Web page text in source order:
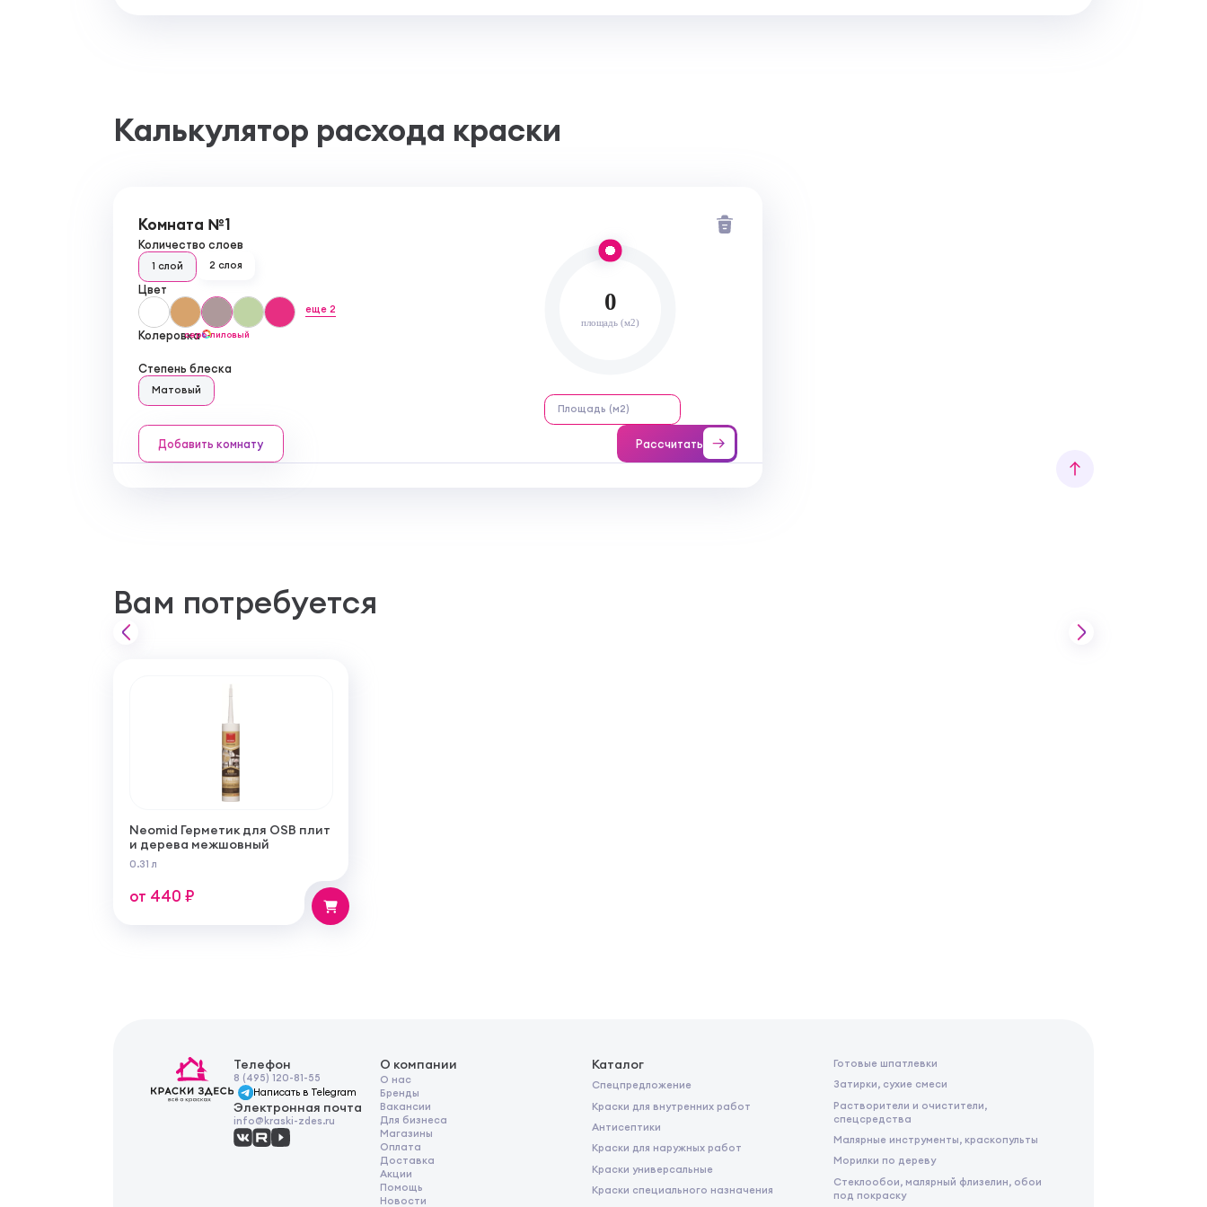
Калькулятор расхода краски
Комната №1
Количество слоев
1 слой 2 слоя
Цвет
серо-лиловый
еще 2
Колеровка
Степень блеска
Матовый
0
площадь (м2)
Добавить комнату Рассчитать
Вам потребуется
Neomid Герметик для OSB плит
и дерева межшовный
0.31 л
от 440 ₽
Телефон
8 (495) 120-81-55
Написать в Telegram
Электронная почта
info@kraski-zdes.ru
О компании
О нас
Бренды
Вакансии
Для бизнеса
Магазины
Оплата
Доставка
Акции
Помощь
Новости
Каталог
Спецпредложение
Краски для внутренних работ
Антисептики
Краски для наружных работ
Краски универсальные
Краски специального назначения
Готовые шпатлевки
Затирки, сухие смеси
Растворители и очистители,
спецсредства
Малярные инструменты, краскопульты
Морилки по дереву
Стеклообои, малярный флизелин, обои
под покраску